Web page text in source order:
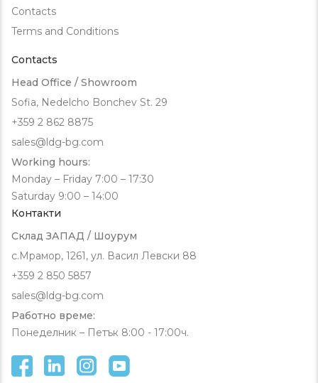
Contacts
Terms and Conditions
Contacts
Head Office / Showroom
Sofia, Nedelcho Bonchev St. 29
+359 2 862 8875
sales@ldg-bg.com
Working hours:
Monday – Friday 7:00 – 17:30
Saturday 9:00 – 14:00
Контакти
Склад ЗАПАД / Шоурум
с.Мрамор, 1261, ул. Васил Левски 88
+359 2 850 5857
sales@ldg-bg.com
Работно време:
Понеделник – Петък 8:00 - 17:00ч.